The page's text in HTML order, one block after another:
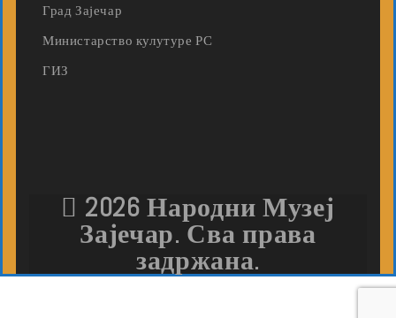
Град Зајечар
Министарство кулутуре РС
ГИЗ
2026 Народни Музеј
Зајечар. Сва права
задржана.